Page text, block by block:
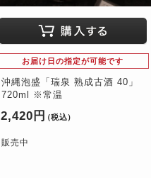
お届け日の指定が可能です
沖縄泡盛「瑞泉 熟成古酒 40」
720ml ※常温
2,420円 （税込）
販売中